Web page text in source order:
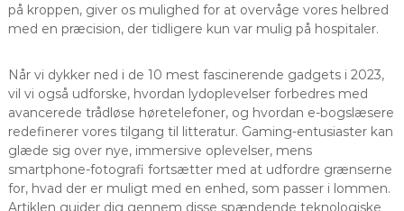
på kroppen, giver os mulighed for at overvåge vores helbred
med en præcision, der tidligere kun var mulig på hospitaler.
Når vi dykker ned i de 10 mest fascinerende gadgets i 2023,
vil vi også udforske, hvordan lydoplevelser forbedres med
avancerede trådløse høretelefoner, og hvordan e-bogslæsere
redefinerer vores tilgang til litteratur. Gaming-entusiaster kan
glæde sig over nye, immersive oplevelser, mens
smartphone-fotografi fortsætter med at udfordre grænserne
for, hvad der er muligt med en enhed, som passer i lommen.
Artiklen guider dig gennem disse spændende teknologiske